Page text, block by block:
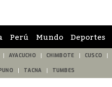
Perú Mundo Deportes
AYACUCHO CHIMBOTE CUSCO
TACNA TUMBES